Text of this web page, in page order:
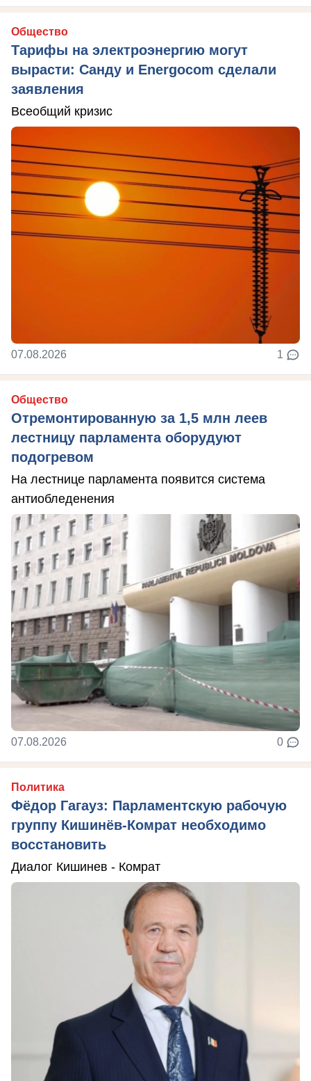
Общество
Тарифы на электроэнергию могут
вырасти: Санду и Energocom сделали
заявления
Всеобщий кризис
07.08.2026 1
Общество
Отремонтированную за 1,5 млн леев
лестницу парламента оборудуют
подогревом
На лестнице парламента появится система
антиобледенения
07.08.2026 0
Политика
Фёдор Гагауз: Парламентскую рабочую
группу Кишинёв-Комрат необходимо
восстановить
Диалог Кишинев - Комрат